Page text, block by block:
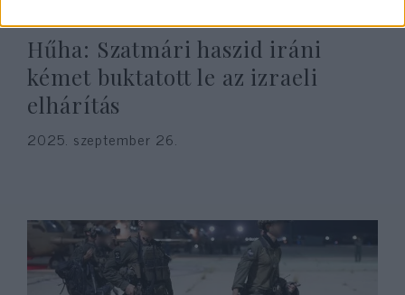
Hűha: Szatmári haszid iráni
kémet buktatott le az izraeli
elhárítás
2025. szeptember 26.